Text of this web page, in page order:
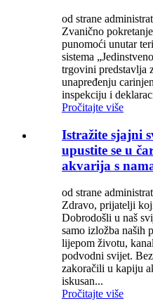
od strane
Zvanično
punomoći unutar
sistema
trgovini predstavlja
unapređenju
inspekciju i
Pročitajte više
Istražite sjajni
upustite se u
akvarija s
od strane
Zdravo, prijatelji
Dobrodošli u naš
samo izložba naših
lijepom životu,
podvodni svijet.
zakoračili u kapiju
iskusan...
Pročitajte više